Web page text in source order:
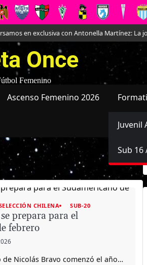
con Antonella Martínez: La joya de Everton
Once
Femenino
Ascenso Femenino 2026
Juvenil
Sub 16
CHILENA SUB-20
se prepara para el
febrero
de Nicolás Bravo comenzó el año…